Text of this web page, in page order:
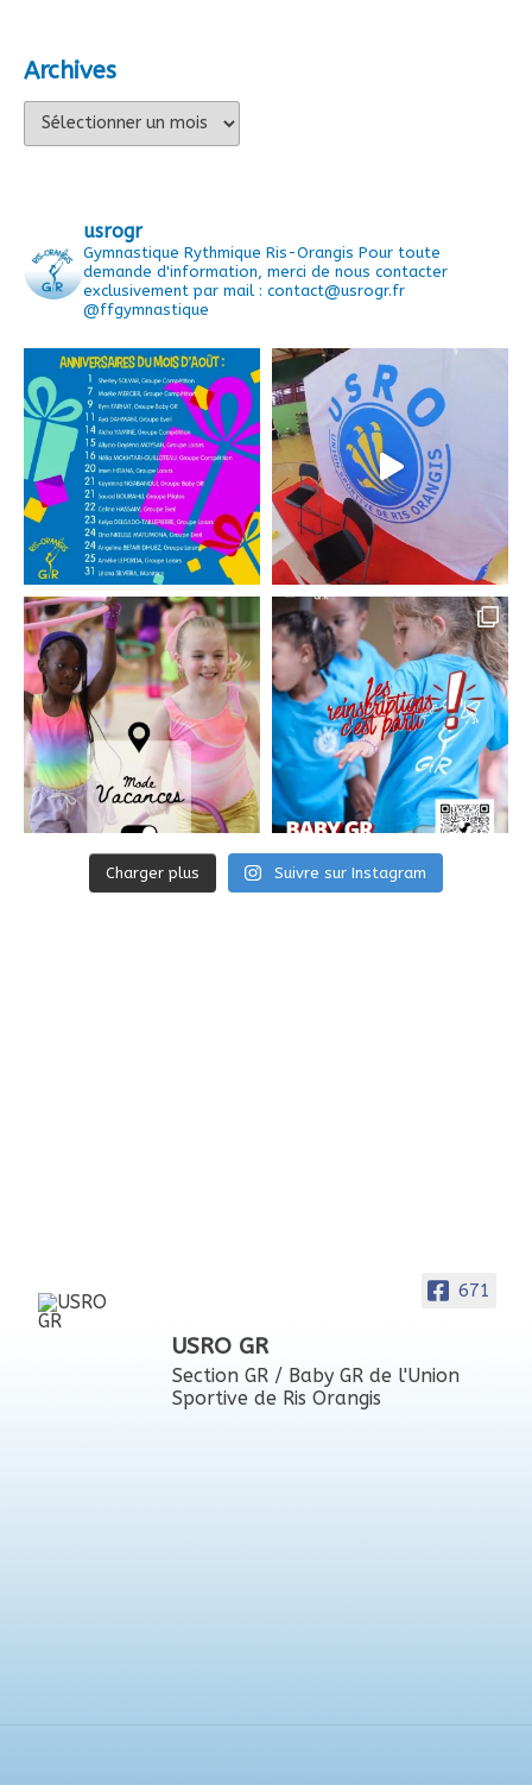
Archives
Archives
usrogr
Gymnastique Rythmique Ris-Orangis Pour toute
demande d'information, merci de nous contacter
exclusivement par mail : contact@usrogr.fr
@ffgymnastique
Charger plus Suivre sur Instagram
671
USRO GR
Section GR / Baby GR de l'Union
Sportive de Ris Orangis